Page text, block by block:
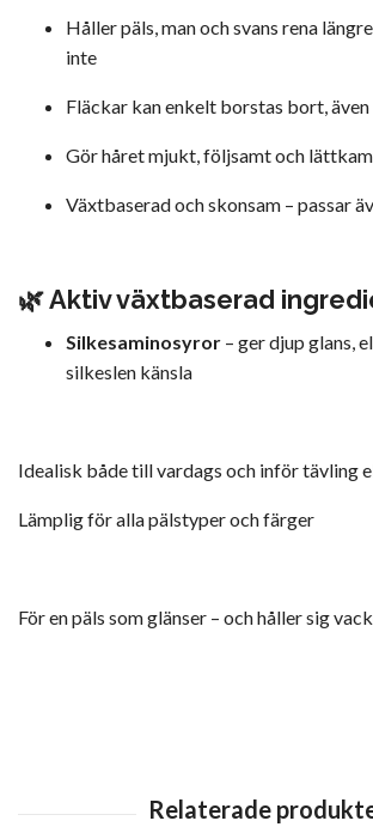
Håller päls, man och svans rena
inte
Fläckar kan enkelt borstas bort,
Gör håret mjukt, följsamt och
Växtbaserad och skonsam – passar
🌿 Aktiv växtbaserad
Silkesaminosyror – ger djup glans,
silkeslen känsla
Idealisk både till vardags och inför tävling
Lämplig för alla pälstyper och färger
För en päls som glänser – och håller sig